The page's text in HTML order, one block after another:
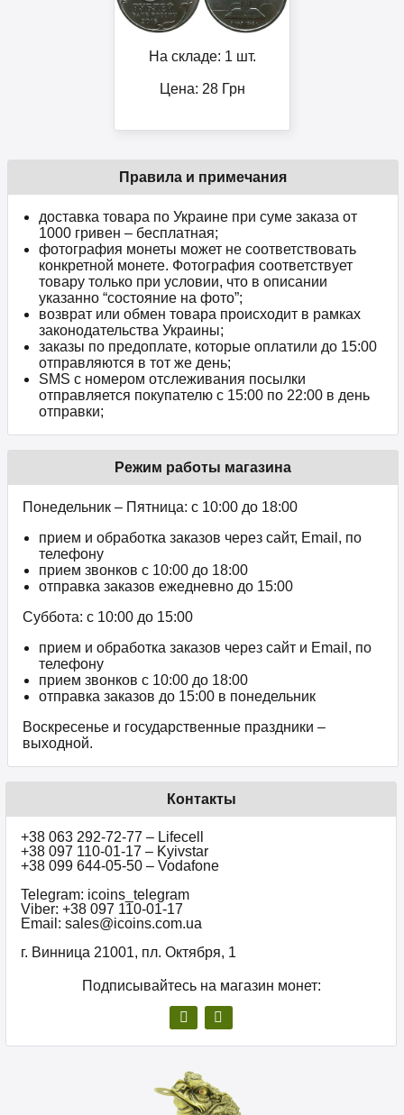
На складе: 1 шт.
Цена: 28Грн
Правила и примечания
доставка товара по Украине при суме заказа от
1000 гривен – бесплатная;
фотография монеты может не соответствовать
конкретной монете. Фотография соответствует
товару только при условии, что в описании
указанно “состояние на фото”;
возврат или обмен товара происходит в рамках
законодательства Украины;
заказы по предоплате, которые оплатили до 15:00
отправляются в тот же день;
SMS с номером отслеживания посылки
отправляется покупателю с 15:00 по 22:00 в день
отправки;
Режим работы магазина
Понедельник – Пятница: с 10:00 до 18:00
прием и обработка заказов через сайт, Email, по
телефону
прием звонков c 10:00 до 18:00
отправка заказов ежедневно до 15:00
Суббота: с 10:00 до 15:00
прием и обработка заказов через сайт и Email, по
телефону
прием звонков c 10:00 до 18:00
отправка заказов до 15:00 в понедельник
Воскресенье и государственные праздники –
выходной.
Контакты
+38 063 292-72-77 – Lifecell
+38 097 110-01-17 – Kyivstar
+38 099 644-05-50 – Vodafone
Telegram: icoins_telegram
Viber: +38 097 110-01-17
Email: sales@icoins.com.ua
г. Винница 21001, пл. Октября, 1
Подписывайтесь на магазин монет: